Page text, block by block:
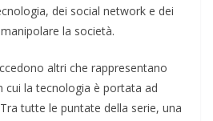
dei social network e dei
la società.
altri che rappresentano
cui la tecnologia è portata ad
tutte le puntate della serie, una